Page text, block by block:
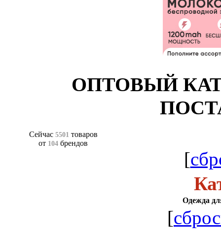
ОПТОВЫЙ
Сейчас 5501 товаров
от 104 брендов
[
Одежда
[